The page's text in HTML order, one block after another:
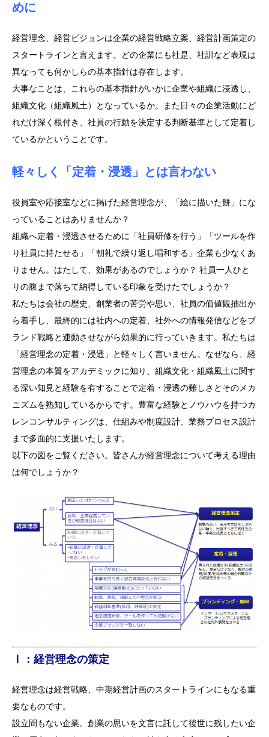
めに
経営理念、経営ビジョンは企業の経営戦略立案、経営計画策定の
スタートラインと言えます。どの企業にも社是、社訓など表現は
異なっても何かしらの基本指針は存在します。
大事なことは、これらの基本指針がいかに企業や組織に浸透し、
組織文化（組織風土）となっているか。また日々の企業活動にど
れだけ深く根付き、社員の行動を決定する判断基準として定着し
ているかということです。
軽々しく「定着・浸透」とは言わない
役員室や応接室などに掲げた経営理念が、「絵に描いた餅」にな
っていることはありませんか？
組織へ定着・浸透させるために「社員研修を行う」「ツールを作
り社員に持たせる」「朝礼で繰り返し唱和する」企業も少なくあ
りません。はたして、効果があるのでしょうか？ 社員一人ひと
りの腹まで落ちて納得している印象を受けたでしょうか？
私たちは会社の歴史、創業者の苦労や思い、社員の価値観抽出か
ら着手し、最終的には社内への定着、社外への情報発信などをブ
ランド戦略と連動させながら効果的に行っていきます。私たちは
「経営理念の定着・浸透」と軽々しく言いません。なぜなら、経
営理念の本質をアカデミックに知り、組織文化・組織風土に関す
る深い知見と経験を有することで定着・浸透の難しさとそのメカ
ニズムを熟知しているからです。豊富な経験とノウハウを持つカ
レンコンサルティングは、仕組みや制度設計、業務プロセス設計
まで多面的に支援いたします。
以下の図をご覧ください。皆さんが経営理念について考える理由
は何でしょうか？
Ⅰ：経営理念の策定
経営理念は経営戦略、中期経営計画のスタートラインにもなる重
要なものです。
設立間もない企業。創業の思いを文言に託して後世に残したい企